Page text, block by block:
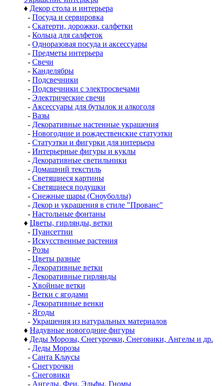
♦ Декор стола и интерьера
- Посуда и сервировка
- Скатерти, дорожки, салфетки
- Кольца для салфеток
- Одноразовая посуда и аксессуары
- Предметы интерьера
- Свечи
- Канделябры
- Подсвечники
- Подсвечники с электросвечами
- Электрические свечи
- Аксессуары для бутылок и алкоголя
- Вазы
- Декоративные настенные украшения
- Новогодние и рождественские статуэтки
- Статуэтки и фигурки для интерьера
- Интерьерные фигуры и куклы
- Декоративные светильники
- Домашний текстиль
- Светящиеся картины
- Светящиеся подушки
- Снежные шары (Сноуболлы)
- Декор и украшения в стиле "Прованс"
- Настольные фонтаны
♦ Цветы, гирлянды, ветки
- Пуансеттии
- Искусственные растения
- Розы
- Цветы разные
- Декоративные ветки
- Декоративные гирлянды
- Хвойные ветки
- Ветки с ягодами
- Декоративные венки
- Ягоды
- Украшения из натуральных материалов
♦ Надувные новогодние фигуры
♦ Деды Морозы, Снегурочки, Снеговики, Ангелы и др.
- Деды Морозы
- Санта Клаусы
- Снегурочки
- Снеговики
- Ангелы, Феи, Эльфы, Гномы